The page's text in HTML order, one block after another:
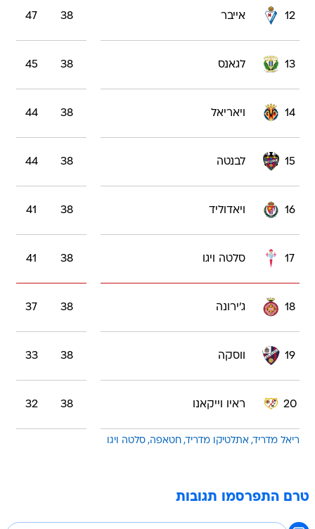
12 אייבר 38
47
13 לגאנס 38
45
14 ויאריאל 38
44
15 לבנטה 38
44
16 ויאדוליד 38
41
17 סלטה ויגו 38
41
18 ג'ירונה 38
37
19 ווסקה 38
33
20 ראיו וייקאנו 38
32
ריאל מדריד אתלטיקו מדריד חטאפה סלטה ויגו
טרם התפרסמו תגובות